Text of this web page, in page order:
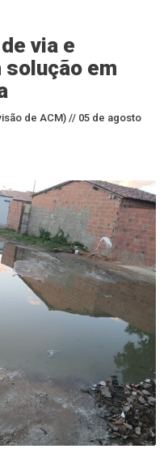
via e
em
de ACM) // 05 de agosto